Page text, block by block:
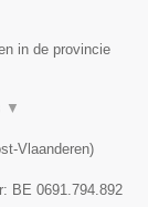
in de provincie
▼
Vlaanderen)
BE 0691.794.892